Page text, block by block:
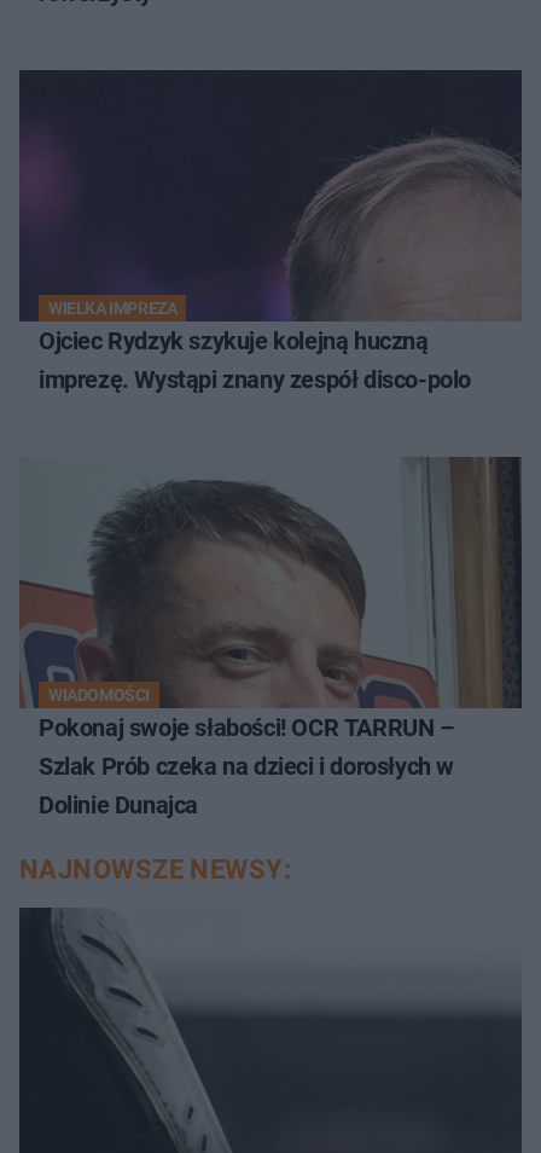
WIELKA IMPREZA
Ojciec Rydzyk szykuje kolejną huczną
imprezę. Wystąpi znany zespół disco-polo
WIADOMOŚCI
Pokonaj swoje słabości! OCR TARRUN –
Szlak Prób czeka na dzieci i dorosłych w
Dolinie Dunajca
NAJNOWSZE NEWSY: